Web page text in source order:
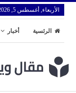
الأربعاء, أغسطس 5, 2026
الرئسية أخبار